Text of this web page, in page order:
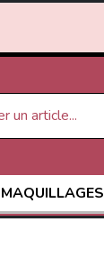
MAQUILLAGES